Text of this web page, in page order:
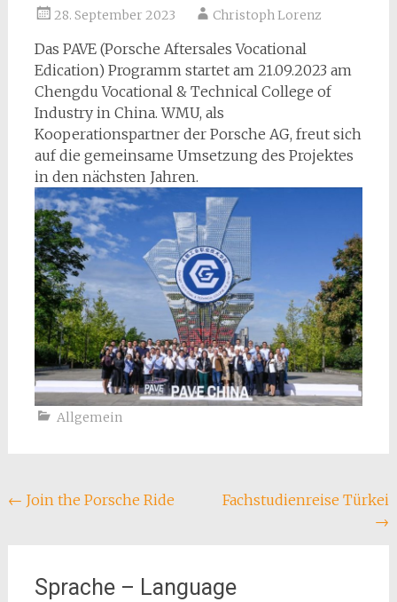
28. September 2023 Christoph Lorenz
Das PAVE (Porsche Aftersales Vocational
Edication) Programm startet am 21.09.2023 am
Chengdu Vocational & Technical College of
Industry in China. WMU, als
Kooperationspartner der Porsche AG, freut sich
auf die gemeinsame Umsetzung des Projektes
in den nächsten Jahren.
Allgemein
Beitragsnavigation
← Join the Porsche Ride
Fachstudienreise Türkei
→
Sprache – Language